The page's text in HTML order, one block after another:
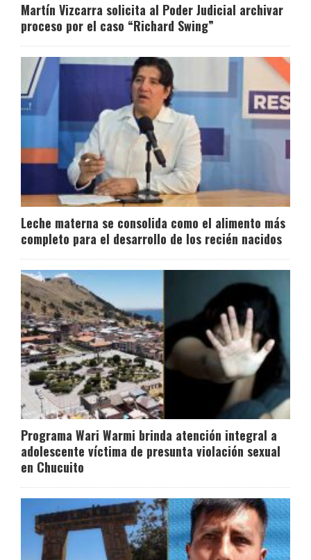
Martín Vizcarra solicita al Poder Judicial archivar
proceso por el caso “Richard Swing”
Leche materna se consolida como el alimento más
completo para el desarrollo de los recién nacidos
Programa Wari Warmi brinda atención integral a
adolescente víctima de presunta violación sexual
en Chucuito